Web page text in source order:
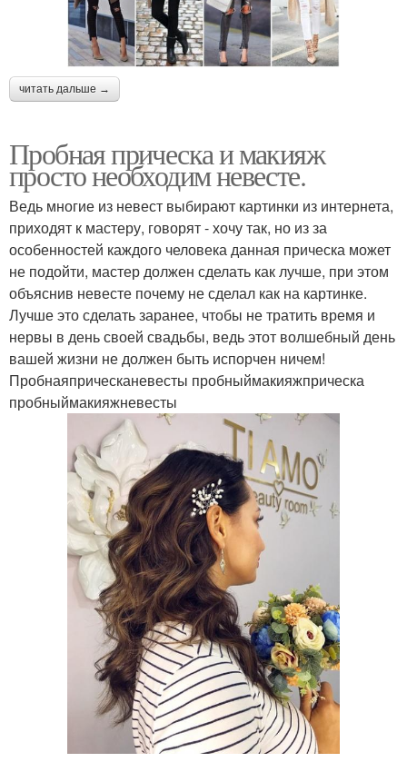
читать дальше →
Пробная прическа и макияж
просто необходим невесте.
Ведь многие из невест выбирают картинки из интернета,
приходят к мастеру, говорят - хочу так, но из за
особенностей каждого человека данная прическа может
не подойти, мастер должен сделать как лучше, при этом
объяснив невесте почему не сделал как на картинке.
Лучше это сделать заранее, чтобы не тратить время и
нервы в день своей свадьбы, ведь этот волшебный день
вашей жизни не должен быть испорчен ничем!
Пробнаяприческаневесты пробныймакияжприческа
пробныймакияжневесты